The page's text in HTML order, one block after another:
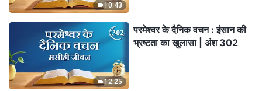
10:43
12:25
परमेश्वर के दैनिक वचन : इंसान की
भ्रष्टता का खुलासा | अंश 302